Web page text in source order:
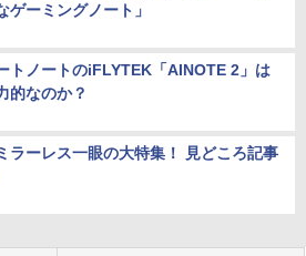
ゲーミングノート」
トノートのiFLYTEK「AINOTE 2」は
的なのか？
ラーレス一眼の大特集！ 見どころ記事